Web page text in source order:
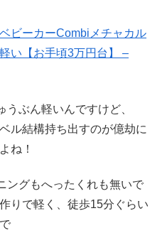
ビーカーCombiメチャカル
い【お手頃3万円台】 –
ぶん軽いんですけど、
ル結構持ち出すのが億劫に
ね！
ングもへったくれも無いで
りで軽く、徒歩15分ぐらい